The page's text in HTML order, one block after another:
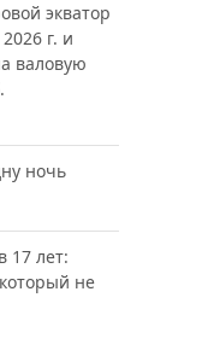
экватор
г. и
валовую
ночь
17 лет:
не